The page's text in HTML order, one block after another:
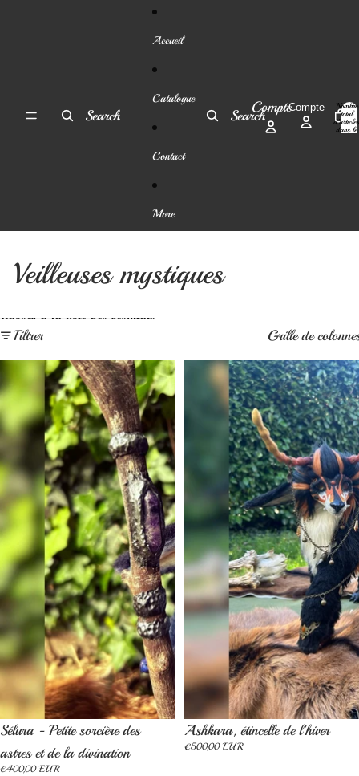
Search
Accueil
Catalogue
Contact
More
SearchCompteCompte Nombre
total
dans le
Veilleuses mystiques
Passer à la liste des résultats
Filtrer
Grille de
Épuisé
Sélura - Petite sorcière des
astres et de la divination
€400,00 EUR
Épuisé
Ashkara, étincelle de l'hiver
€500,00 EUR